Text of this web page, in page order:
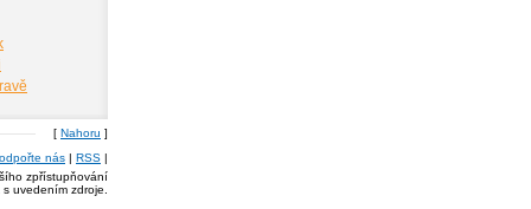
[ Nahoru ]
nás | RSS |
zpřístupňování
uvedením zdroje.